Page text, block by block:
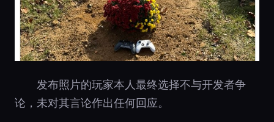
发布照片的玩家本人最终选择不与开发者争
论，未对其言论作出任何回应。